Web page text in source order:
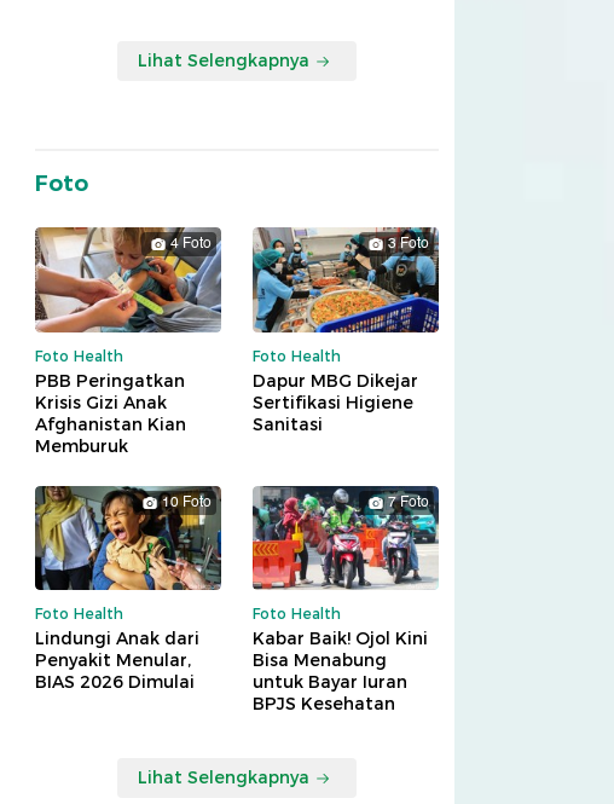
Lihat Selengkapnya
Foto
4 Foto
Foto Health
PBB Peringatkan
Krisis Gizi Anak
Afghanistan Kian
Memburuk
3 Foto
Foto Health
Dapur MBG Dikejar
Sertifikasi Higiene
Sanitasi
10 Foto
Foto Health
Lindungi Anak dari
Penyakit Menular,
BIAS 2026 Dimulai
7 Foto
Foto Health
Kabar Baik! Ojol Kini
Bisa Menabung
untuk Bayar Iuran
BPJS Kesehatan
Lihat Selengkapnya